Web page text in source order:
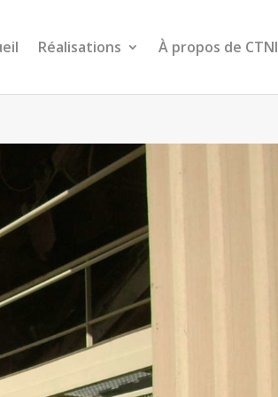
Réalisations À propos de CTNI